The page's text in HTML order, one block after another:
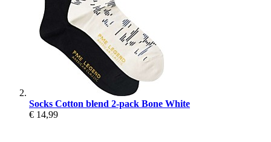
Socks Cotton blend 2-pack Bone White
€ 14,99